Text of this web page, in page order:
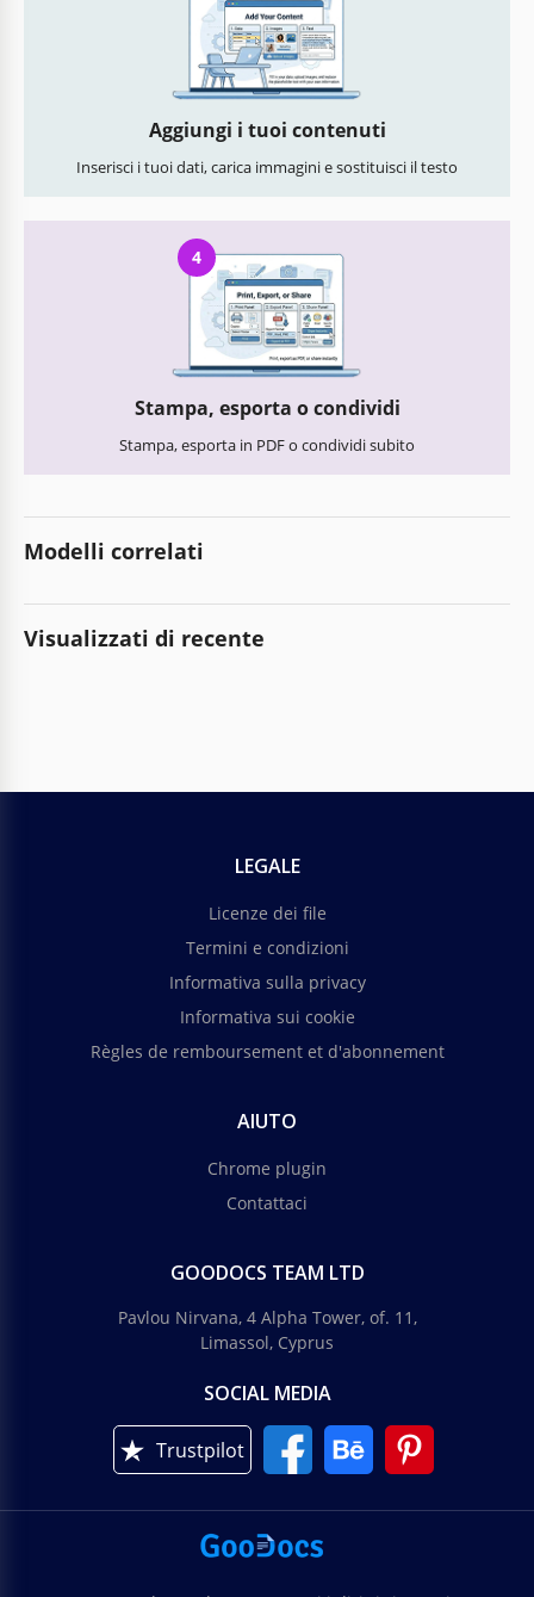
Aggiungi i tuoi contenuti
Inserisci i tuoi dati, carica immagini e sostituisci il testo
4
Stampa, esporta o condividi
Stampa, esporta in PDF o condividi subito
Modelli correlati
Visualizzati di recente
LEGALE
Licenze dei file
Termini e condizioni
Informativa sulla privacy
Informativa sui cookie
Règles de remboursement et d'abonnement
AIUTO
Chrome plugin
Contattaci
GOODOCS TEAM LTD
Pavlou Nirvana, 4 Alpha Tower, of. 11,
Limassol, Cyprus
SOCIAL MEDIA
Trustpilot